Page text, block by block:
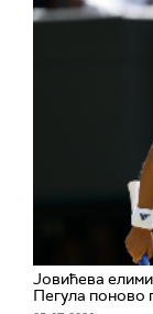
Јовићева
Пегула поново